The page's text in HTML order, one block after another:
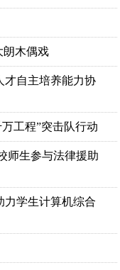
朗木偶戏
才自主培养能力协
工程”突击队行动
师生参与法律援助
力学生计算机综合